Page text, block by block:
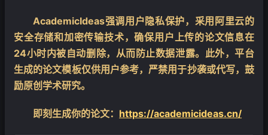
AcademicIdeas强调用户隐私保护，采用阿里云的
安全存储和加密传输技术，确保用户上传的论文信息在
24小时内被自动删除，从而防止数据泄露。此外，平台
生成的论文模板仅供用户参考，严禁用于抄袭或代写，鼓
励原创学术研究。
即刻生成你的论文： https://academicideas.cn/